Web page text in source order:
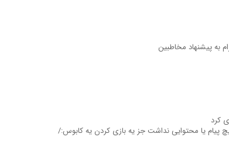
به پیشنهاد مخاطبین
کرد
پیام یا محتوایی نداشت جز یه بازی کردن یه کابوس:/